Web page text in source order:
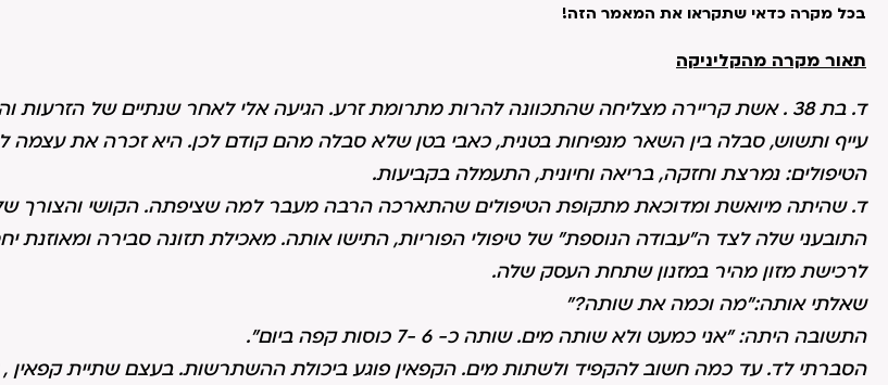
בכל מקרה כדאי שתקראו את המאמר הזה!
תאור מקרה מהקליניקה
ד. בת 38 . אשת קריירה מצליחה שהתכוונה להרות מתרומת זרע. הגיעה אלי לאחר שנתיים של הזרעות
עייף ותשוש, סבלה בין השאר מנפיחות בטנית, כאבי בטן שלא סבלה מהם קודם לכן. היא זכרה את עצמה
הטיפולים: נמרצת וחזקה, בריאה וחיונית, התעמלה בקביעות.
ד. שהיתה מיואשת ומדוכאת מתקופת הטיפולים שהתארכה הרבה מעבר למה שציפתה. הקושי והצורך
התובעני שלה לצד ה"עבודה הנוספת" של טיפולי הפוריות, התישו אותה. מאכילת תזונה סבירה ומאוזנת
לרכישת מזון מהיר במזנון שתחת העסק שלה.
שאלתי אותה:"מה וכמה את שותה?"
התשובה היתה: "אני כמעט ולא שותה מים. שותה כ- 6 -7 כוסות קפה ביום".
הסברתי לד. עד כמה חשוב להקפיד ולשתות מים. הקפאין פוגע ביכולת ההשתרשות. בעצם שתיית